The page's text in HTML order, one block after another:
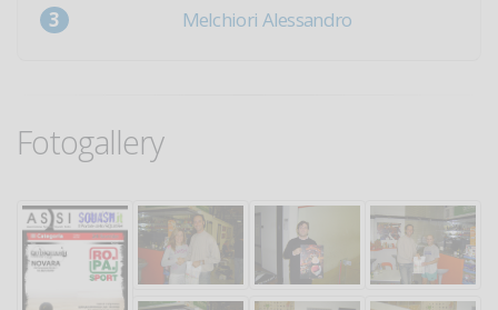
Melchiori Alessandro
Fotogallery